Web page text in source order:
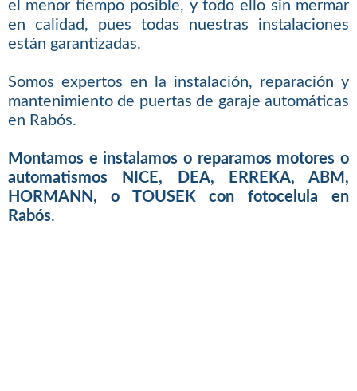
el menor tiempo posible, y todo ello sin mermar
en calidad, pues todas nuestras instalaciones
están garantizadas.
Somos expertos en la instalación, reparación y
mantenimiento de puertas de garaje automáticas
en Rabós.
Montamos e instalamos o reparamos motores o
automatismos NICE, DEA, ERREKA, ABM,
HORMANN, o TOUSEK con fotocelula en
Rabós.